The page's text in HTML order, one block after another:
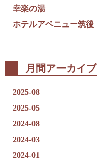
幸楽の湯
ホテルアベニュー筑後
月間アーカイブ
2025-08
2025-05
2024-08
2024-03
2024-01